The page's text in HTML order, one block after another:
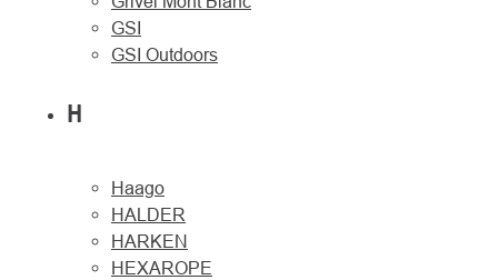
GSI
GSI Outdoors
H
Haago
HALDER
HARKEN
HEXAROPE